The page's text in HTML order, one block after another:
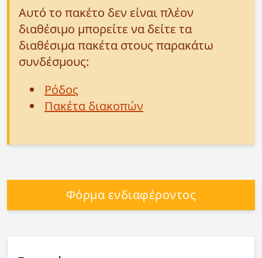
Αυτό το πακέτο δεν είναι πλέον
διαθέσιμο μπορείτε να δείτε τα
διαθέσιμα πακέτα στους παρακάτω
συνδέσμους:
Ρόδος
Πακέτα διακοπών
Φόρμα ενδιαφέροντος